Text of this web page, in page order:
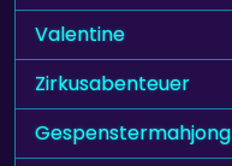
Valentine
Zirkusabenteuer
Gespenstermahjong